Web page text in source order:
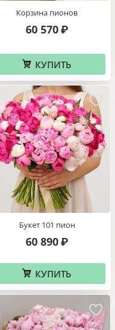
Корзина пионов
60 570 ₽
КУПИТЬ
Букет 101 пион
60 890 ₽
КУПИТЬ